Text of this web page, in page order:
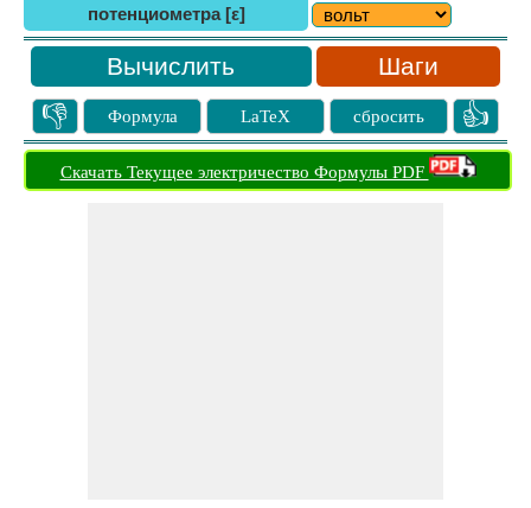
потенциометра [ε]
Шаги
👎 Формула LaTeX сбросить 👍
Скачать Текущее электричество Формулы PDF